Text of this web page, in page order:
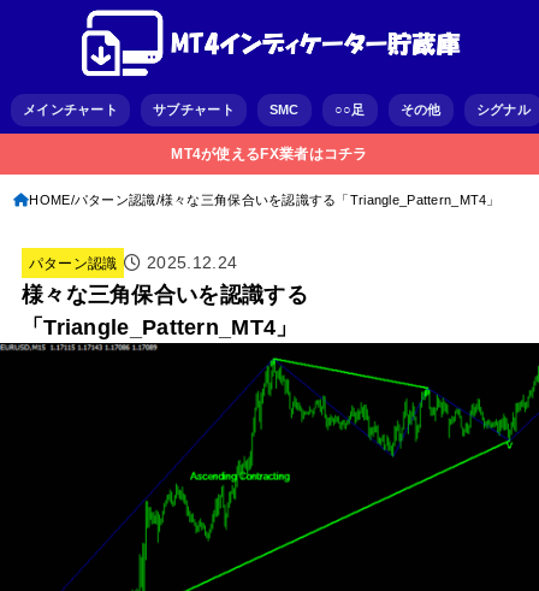
メインチャート サブチャート SMC ○○足 その他 シグナル
MT4が使えるFX業者はコチラ
HOME パターン認識 様々な三角保合いを認識する「Triangle_Pattern_MT4」
パターン認識 2025.12.24
様々な三角保合いを認識する
「Triangle_Pattern_MT4」